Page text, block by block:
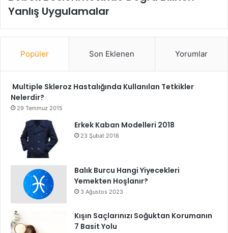
Yanlış Uygulamalar
Popüler Son Eklenen Yorumlar
Multiple Skleroz Hastalığında Kullanılan Tetkikler
Nelerdir?
29 Temmuz 2015
Erkek Kaban Modelleri 2018
23 Şubat 2018
Balık Burcu Hangi Yiyecekleri
Yemekten Hoşlanır?
3 Ağustos 2023
Kışın Saçlarınızı Soğuktan Korumanın
7 Basit Yolu